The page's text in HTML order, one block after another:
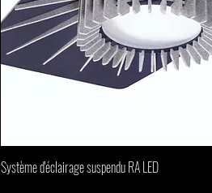
Système d'éclairage suspendu RA LED